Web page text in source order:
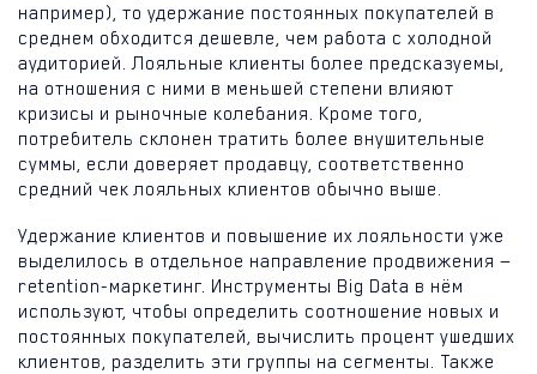
например), то удержание постоянных покупателей в
среднем обходится дешевле, чем работа с холодной
аудиторией. Лояльные клиенты более предсказуемы,
на отношения с ними в меньшей степени влияют
кризисы и рыночные колебания. Кроме того,
потребитель склонен тратить более внушительные
суммы, если доверяет продавцу, соответственно
средний чек лояльных клиентов обычно выше.
Удержание клиентов и повышение их лояльности уже
выделилось в отдельное направление продвижения —
retention-маркетинг. Инструменты Big Data в нём
используют, чтобы определить соотношение новых и
постоянных покупателей, вычислить процент ушедших
клиентов, разделить эти группы на сегменты. Также